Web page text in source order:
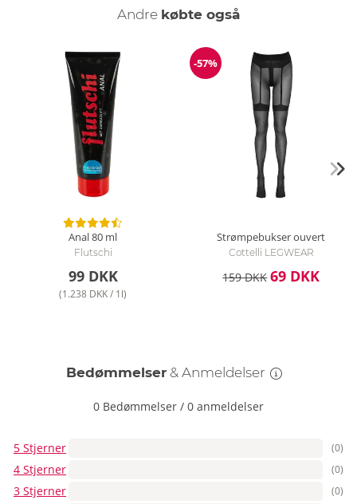
skinne forførende igennem. Store udskæringer foran og
bagpå viser masser af kavalergang og ryg. En kæde løber
gennem trussernes helt åbne skridt, hvilket forstærker den i
forvejen spændende følelse af at have dem på. For
fængslende øjeblikke af nydelse kan du bruge de
medfølgende blondemanchetter til at sikre dig selv på plads
og derefter lade dig forkæle. De kan hurtigt sættes fast i
ringene på stand-up-kraven eller i trussernes linning med
deres karabinhager.
Hvordan rengør jeg blondesættet?
Rengør bh'en, trusserne og manchetterne med en skånsom
håndvask og et mildt rengøringsmiddel.
Andre købte også
Anal80 ml
Flutschi
99 DKK
(1.238 DKK / 1l)
Rabat
-57%
Strømpebukser ouvert
Cottelli LEGWEAR
159 DKK 69 DKK
Bedømmelser & Anmeldelser
0 Bedømmelser / 0 anmeldelser
5 Stjerner (0)
4 Stjerner (0)
3 Stjerner (0)